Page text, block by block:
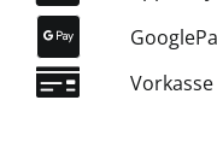
Vorkasse